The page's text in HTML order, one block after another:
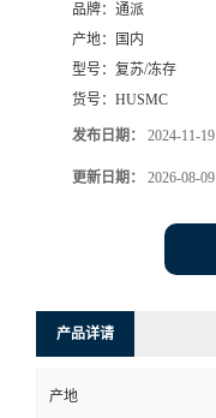
品牌： 通派
产地：
国内
型号： 复苏/冻存
货号： HUSMC
发布日期： 2024-11-19
更新日期： 2026-08-09
产品详请
产地